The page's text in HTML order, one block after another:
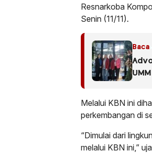
Resnarkoba
Senin (11/11).
UMM
Melalui KBN ini
perkembangan di
“Dimulai dari
melalui KBN ini,”